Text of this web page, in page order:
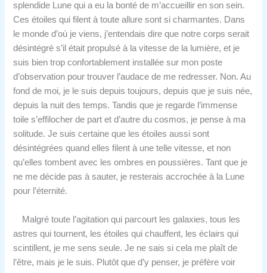
splendide Lune qui a eu la bonté de m’accueillir en son sein.
Ces étoiles qui filent à toute allure sont si charmantes. Dans
le monde d’où je viens, j’entendais dire que notre corps serait
désintégré s’il était propulsé à la vitesse de la lumière, et je
suis bien trop confortablement installée sur mon poste
d’observation pour trouver l’audace de me redresser. Non. Au
fond de moi, je le suis depuis toujours, depuis que je suis née,
depuis la nuit des temps. Tandis que je regarde l’immense
toile s’effilocher de part et d’autre du cosmos, je pense à ma
solitude. Je suis certaine que les étoiles aussi sont
désintégrées quand elles filent à une telle vitesse, et non
qu’elles tombent avec les ombres en poussières. Tant que je
ne me décide pas à sauter, je resterais accrochée à la Lune
pour l’éternité.
Malgré toute l’agitation qui parcourt les galaxies, tous les
astres qui tournent, les étoiles qui chauffent, les éclairs qui
scintillent, je me sens seule. Je ne sais si cela me plaît de
l’être, mais je le suis. Plutôt que d’y penser, je préfère voir